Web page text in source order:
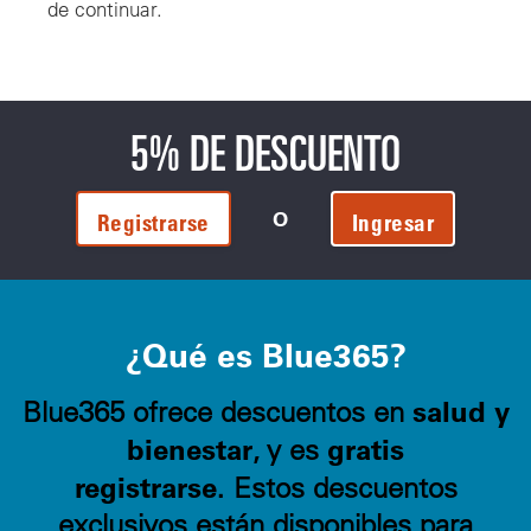
de continuar.
5% DE DESCUENTO
Registrarse O Ingresar
¿Qué es Blue365?
Blue365 ofrece descuentos en salud y
bienestar, y es gratis
registrarse. Estos descuentos
exclusivos están disponibles para